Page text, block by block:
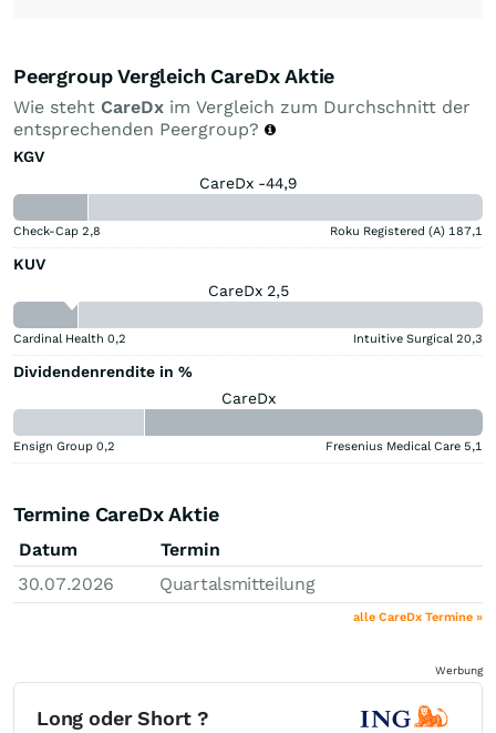
Peergroup Vergleich CareDx Aktie
Wie steht CareDx im Vergleich zum Durchschnitt der
entsprechenden Peergroup?
KGV
CareDx -44,9
Check-Cap 2,8 Roku Registered (A) 187,1
KUV
CareDx 2,5
Cardinal Health 0,2 Intuitive Surgical 20,3
Dividendenrendite in %
CareDx
Ensign Group 0,2 Fresenius Medical Care 5,1
Termine CareDx Aktie
Datum
Termin
30.07.2026
Quartalsmitteilung
alle CareDx Termine »
Werbung
Long oder Short ?